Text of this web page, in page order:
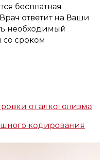
бесплатная
ответит на Ваши
необходимый
со сроком
от алкоголизма
кодирования